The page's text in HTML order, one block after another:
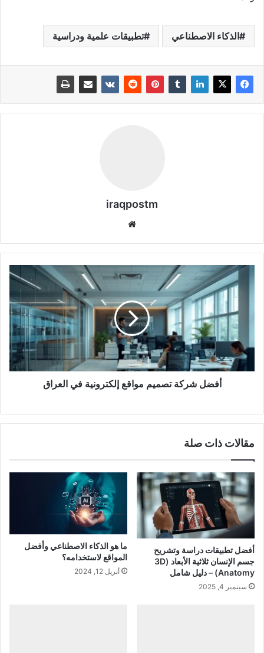
الذكاء الاصطناعي تطبيقات علمية ودراسية
iraqpostm
الوي
ب
ك
ت
و
ع
ل
ك
ر
و
ن
ي
أفضل شركة تصميم مواقع إلكترونية في العراق
مقالات ذات صلة
أفضل تطبيقات دراسة وتشريح
جسم الإنسان ثلاثية الأبعاد (3D
Anatomy) – دليل شامل
سبتمبر 4, 2025
ما هو الذكاء الاصطناعي وأفضل
المواقع لاستخدامه؟
أبريل 12, 2024